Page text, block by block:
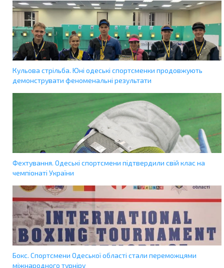
Кульова стрільба. Юні одеські спортсменки продовжують
демонструвати феноменальні результати
Фехтування. Одеські спортсмени підтвердили свій клас на
чемпіонаті України
Бокс. Спортсмени Одеської області стали переможцями
міжнародного турніру